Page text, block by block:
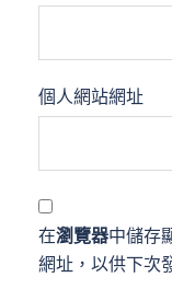
個人網站網址
在瀏覽器中儲存
網址，以供下次